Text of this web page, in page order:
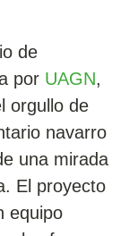
de
por UAGN,
orgullo de
navarro
una mirada
El proyecto
equipo